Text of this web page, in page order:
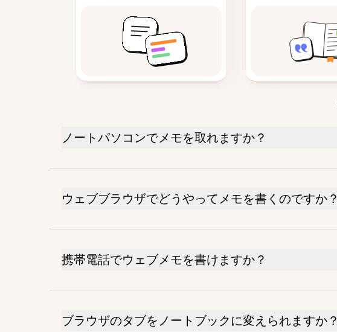
ノートパソコンでメモを取れますか？
ウェブブラウザでどうやってメモを書くのですか？
携帯電話でウェブメモを書けますか？
ブラウザのタブをノートブックに変えられますか？